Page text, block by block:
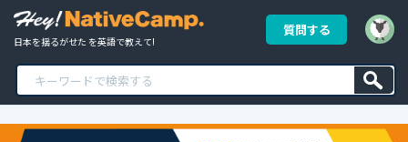
日本を揺るがせた を英語で教えて!
質問する